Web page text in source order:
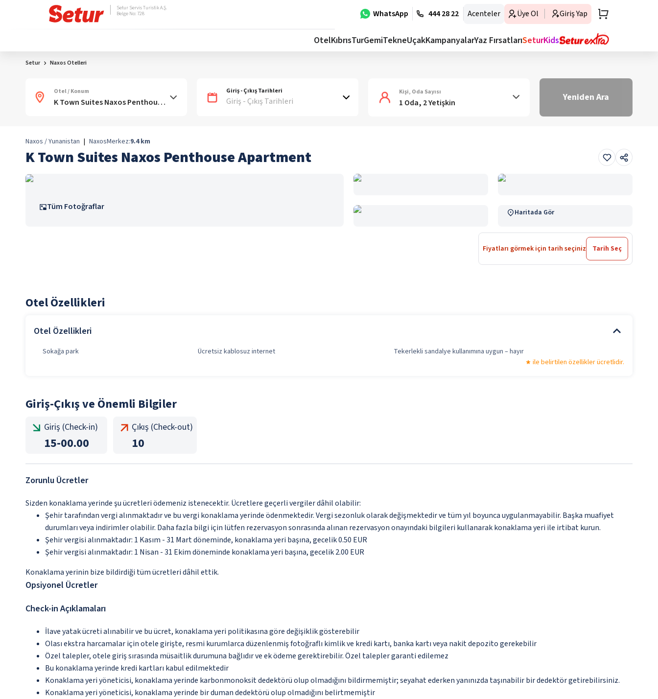
WhatsApp 444 28 22 Acenteler Üye Ol Giriş Yap
Setur Servis Turistik A.Ş.
Belge No: 728
OtelKıbrısTurGemiTekneUçakKampanyalarYaz FırsatlarıSeturKids
Setur Naxos Otelleri
Otel / Konum Giriş - Çıkış Tarihleri
Giriş - Çıkış Tarihleri
Kişi, Oda Sayısı
1 Oda, 2 Yetişkin Yeniden Ara
Naxos / Yunanistan | NaxosMerkez:9.4 km
K Town Suites Naxos Penthouse Apartment
Tüm Fotoğraflar
Haritada Gör
Fiyatları görmek için tarih seçiniz Tarih Seç
Otel Özellikleri
Otel Özellikleri
Sokağa park Ücretsiz kablosuz internet
Tekerlekli sandalye kullanımına uygun – hayır
ile belirtilen özellikler ücretlidir.
Giriş-Çıkış ve Önemli Bilgiler
Giriş (Check-in)
15-00.00
Çıkış (Check-out)
10
Zorunlu Ücretler
Sizden konaklama yerinde şu ücretleri ödemeniz istenecektir. Ücretlere geçerli vergiler dâhil olabilir:
Şehir tarafından vergi alınmaktadır ve bu vergi konaklama yerinde ödenmektedir. Vergi sezonluk olarak değişmektedir ve tüm yıl boyunca uygulanmayabilir. Başka muafiyet
durumları veya indirimler olabilir. Daha fazla bilgi için lütfen rezervasyon sonrasında alınan rezervasyon onayındaki bilgileri kullanarak konaklama yeri ile irtibat kurun.
Şehir vergisi alınmaktadır: 1 Kasım - 31 Mart döneminde, konaklama yeri başına, gecelik 0.50 EUR
Şehir vergisi alınmaktadır: 1 Nisan - 31 Ekim döneminde konaklama yeri başına, gecelik 2.00 EUR
Konaklama yerinin bize bildirdiği tüm ücretleri dâhil ettik.
Opsiyonel Ücretler
Check-in Açıklamaları
İlave yatak ücreti alınabilir ve bu ücret, konaklama yeri politikasına göre değişiklik gösterebilir
Olası ekstra harcamalar için otele girişte, resmi kurumlarca düzenlenmiş fotoğraflı kimlik ve kredi kartı, banka kartı veya nakit depozito gerekebilir
Özel talepler, otele giriş sırasında müsaitlik durumuna bağlıdır ve ek ödeme gerektirebilir. Özel talepler garanti edilemez
Bu konaklama yerinde kredi kartları kabul edilmektedir
Konaklama yeri yöneticisi, konaklama yerinde karbonmonoksit dedektörü olup olmadığını bildirmemiştir; seyahat ederken yanınızda taşınabilir bir dedektör getirebilirsiniz.
Konaklama yeri yöneticisi, konaklama yerinde bir duman dedektörü olup olmadığını belirtmemiştir